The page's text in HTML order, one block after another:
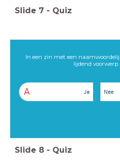
Slide 7 - Quiz
In een zin met een
lijdend voorwerp.
A Ja Nee
Slide 8 - Quiz